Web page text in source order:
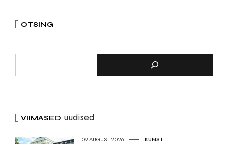
OTSING
VIIMASED uudised
09.AUGUST 2026 KUNST